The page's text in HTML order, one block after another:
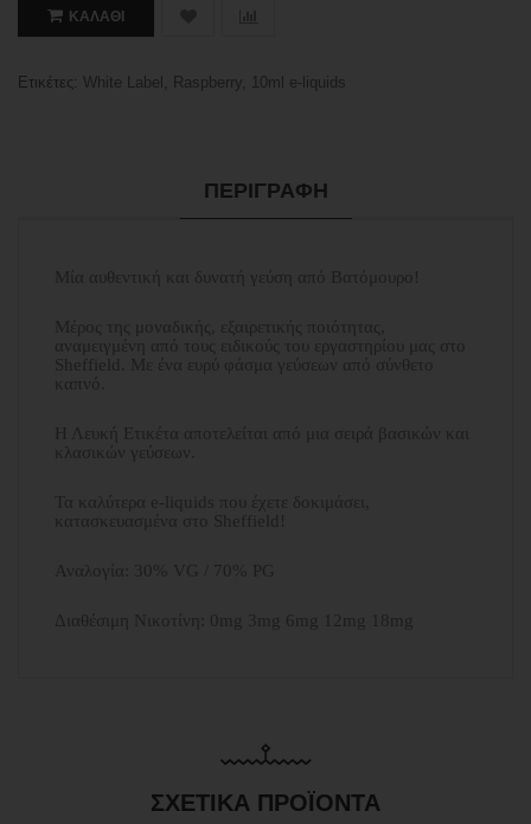
ΚΑΛΆΘΙ
Ετικέτες: White Label , Raspberry, 10ml e-liquids
ΠΕΡΙΓΡΑΦΉ
Μία αυθεντική και δυνατή γεύση από Βατόμουρο!
Μέρος της μοναδικής, εξαιρετικής ποιότητας,
αναμειγμένη από τους ειδικούς του εργαστηρίου μας στο
Sheffield. Με ένα ευρύ φάσμα γεύσεων από σύνθετο
καπνό.
Η Λευκή Ετικέτα αποτελείται από μια σειρά βασικών και
κλασικών γεύσεων.
Τα καλύτερα e-liquids που έχετε δοκιμάσει,
κατασκευασμένα στο Sheffield!
Αναλογία: 30% VG / 70% PG
Διαθέσιμη Νικοτίνη: 0mg 3mg 6mg 12mg 18mg
ΣΧΕΤΙΚΆ ΠΡΟΪΌΝΤΑ